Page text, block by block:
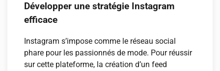
Développer une stratégie Instagram
efficace
Instagram s’impose comme le réseau social
phare pour les passionnés de mode. Pour réussir
sur cette plateforme, la création d’un feed